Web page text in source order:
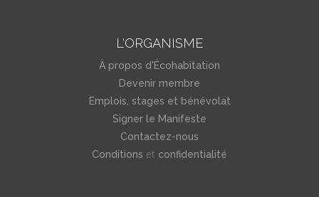
L'ORGANISME
À propos d'Écohabitation
Devenir membre
Emplois, stages et bénévolat
Signer le Manifeste
Contactez-nous
Conditions et confidentialité